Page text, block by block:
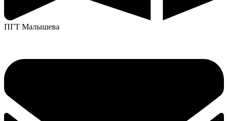
ПГТ Малышева